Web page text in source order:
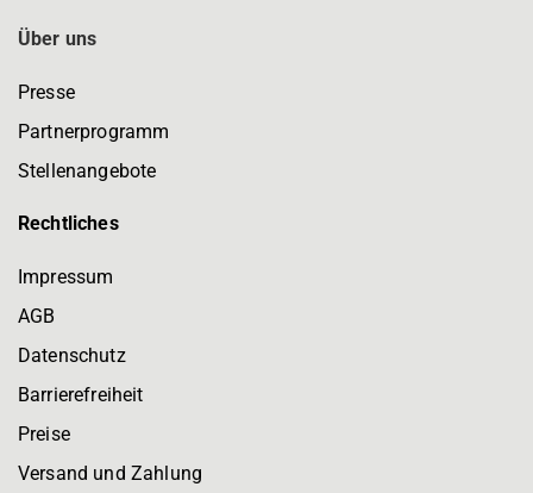
Über uns
Presse
Partnerprogramm
Stellenangebote
Rechtliches
Impressum
AGB
Datenschutz
Barrierefreiheit
Preise
Versand und Zahlung